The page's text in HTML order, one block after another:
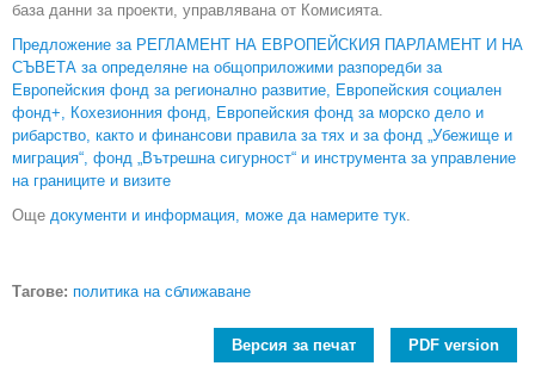
база данни за проекти, управлявана от Комисията.
Предложение за РЕГЛАМЕНТ НА ЕВРОПЕЙСКИЯ ПАРЛАМЕНТ И НА
СЪВЕТА за определяне на общоприложими разпоредби за
Европейския фонд за регионално развитие, Европейския социален
фонд+, Кохезионния фонд, Европейския фонд за морско дело и
рибарство, както и финансови правила за тях и за фонд „Убежище и
миграция“, фонд „Вътрешна сигурност“ и инструмента за управление
на границите и визите
Още документи и информация, може да намерите тук.
Тагове: политика на сближаване
Версия за печат PDF version